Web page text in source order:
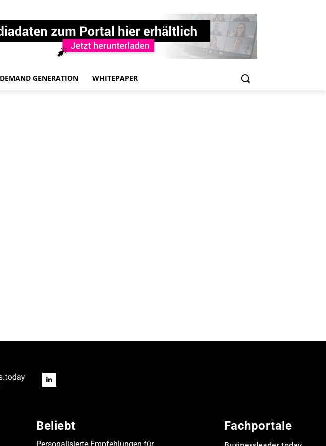
DEMAND GENERATION WHITEPAPER
Beliebt
Personalisierte Empfehlungen für
Fachportale